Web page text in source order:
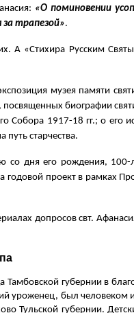
«О поминовении
трапезой».
А «Стихира Русским
музея памяти
посвященных биографии
Собора 1917-18 гг.; о его
путь старчества.
со дня его рождения, 100-
годовой проект в рамках
допросов свт.
губернии в
уроженец, был человеком
Тульской губернии.